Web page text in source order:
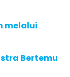
melalui
Bertemu